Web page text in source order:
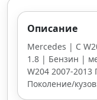
Описание
Mercedes | C
1.8 | Бензин |
W204 2007-2013
Поколение/